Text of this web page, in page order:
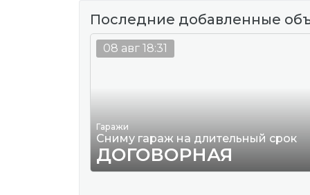
Последние добавленные
Гаражи
Сниму гараж на длительный срок
ДОГОВОРНАЯ
08 авг 18:31